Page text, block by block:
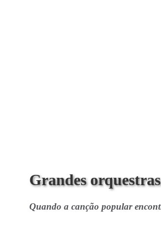
Grandes
Quando a canção popular